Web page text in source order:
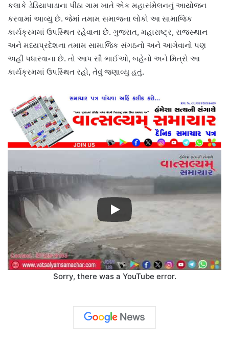
કલાકે ડેડિયાપાડાના પીઠા ગામ ખાતે એક મહાસંમેલનનું આયોજન
કરવામાં આવ્યું છે. જેમાં તમામ સમાજના લોકો આ સામાજિક
કાર્યક્રમમાં ઉપસ્થિત રહેવાના છે. ગુજરાત, મહારાષ્ટ્ર, રાજસ્થાન
અને મધ્યપ્રદેશના તમામ સામાજિક સંગઠનો અને આગેવાનો પણ
અહીં પધારવાના છે. તો આપ સૌ ભાઈઓ, બહેનો અને મિત્રો આ
કાર્યક્રમમાં ઉપસ્થિત રહો, તેવું જણાવ્યુ હતું.
Sorry, there was a YouTube error.